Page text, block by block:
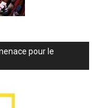
pour le